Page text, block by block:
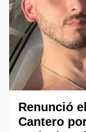
Renunció
Cantero